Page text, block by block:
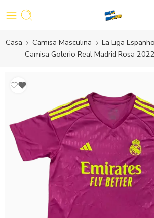
Casa Camisa Masculina La Liga
Camisa Golerio Real Madrid Rosa